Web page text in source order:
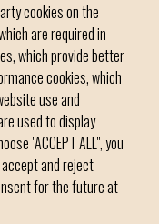
cookies on the
are required in
which provide better
cookies, which
use and
used to display
"ACCEPT ALL", you
and reject
for the future at